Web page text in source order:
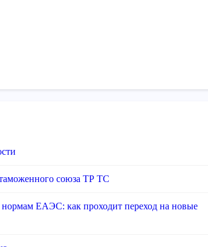
союза ТР ТС
ЕАЭС: как проходит переход на новые